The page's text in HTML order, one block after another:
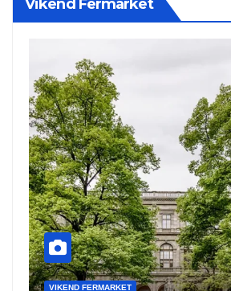
Vikend Fermarket
VIKEND FERMARKET